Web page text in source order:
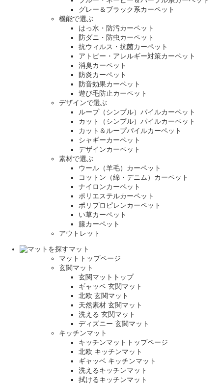
グレー＆ブラック系カーペット
機能で選ぶ
はっ水・防汚カーペット
防ダニ・防虫カーペット
抗ウィルス・抗菌カーペット
アトピー・アレルギー対策カーペット
消臭カーペット
防炎カーペット
防音効果カーペット
遊び毛防止カーペット
デザインで選ぶ
ループ（シンプル）パイルカーペット
カット（シンプル）パイルカーペット
カット＆ループパイルカーペット
シャギーカーペット
デザインカーペット
素材で選ぶ
ウール（羊毛）カーペット
コットン（綿・デニム）カーペット
ナイロンカーペット
ポリエステルカーペット
ポリプロピレンカーペット
い草カーペット
籐カーペット
アウトレット
マット
マットトップページ
玄関マット
玄関マットトップ
ギャッベ 玄関マット
北欧 玄関マット
天然素材 玄関マット
洗える 玄関マット
ディズニー 玄関マット
キッチンマット
キッチンマットトップページ
北欧 キッチンマット
ギャッベ キッチンマット
洗えるキッチンマット
拭けるキッチンマット